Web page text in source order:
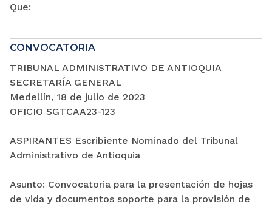
Que:
CONVOCATORIA
TRIBUNAL ADMINISTRATIVO DE ANTIOQUIA
SECRETARÍA GENERAL
Medellín, 18 de julio de 2023
OFICIO SGTCAA23-123
ASPIRANTES Escribiente Nominado del Tribunal
Administrativo de Antioquia
Asunto: Convocatoria para la presentación de hojas
de vida y documentos soporte para la provisión de